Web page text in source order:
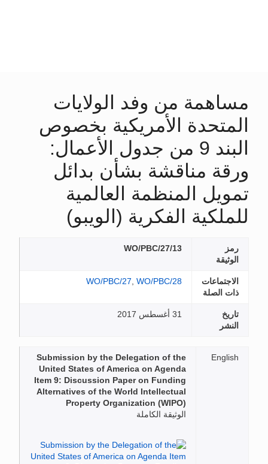
مساهمة من وفد الولايات
المتحدة الأمريكية بخصوص
البند 9 من جدول الأعمال:
ورقة مناقشة بشأن بدائل
تمويل المنظمة العالمية
للملكية الفكرية (الويبو)
رمز
الوثيقة
WO/PBC/27/13
الاجتماعات
ذات الصلة
WO/PBC/27 WO/PBC/28
تاريخ
النشر
31 أغسطس 2017
English
Submission by the Delegation of the
United States of America on Agenda
Item 9: Discussion Paper on Funding
Alternatives of the World Intellectual
Property Organization (WIPO)
الوثيقة الكاملة